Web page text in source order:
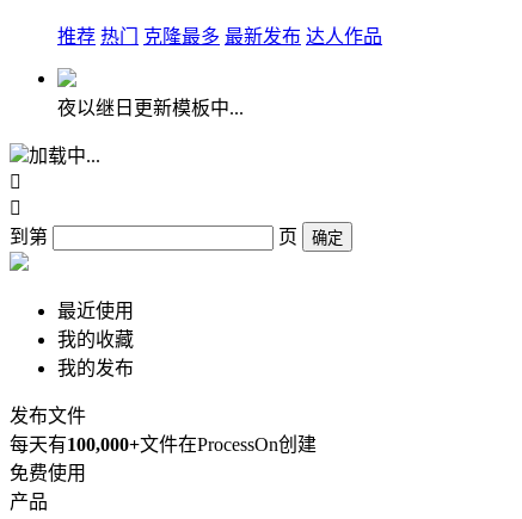
推荐 热门 克隆最多 最新发布 达人作品
夜以继日更新模板中...
加载中...


到第
页 确定
最近使用
我的收藏
我的发布
发布文件
每天有100,000+文件在ProcessOn创建
免费使用
产品